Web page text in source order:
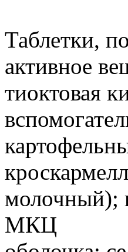
Таблетки,
активное
тиоктовая
молочный);
МКЦ